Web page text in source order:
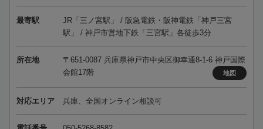
最寄駅
JR「三ノ宮駅」 / 阪急電鉄・阪神電鉄「神戸三宮
駅」 / 神戸市営地下鉄「三宮駅」各徒歩3分
所在地
〒651-0087 兵庫県神戸市中央区御幸通8-1-6 神戸国際
会館17階
地図
対応エリア 兵庫、全国オンライン相談可